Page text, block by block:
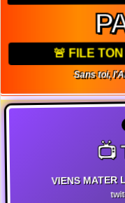
🚨 FILE
Sans toi,
📺
VIENS MATER